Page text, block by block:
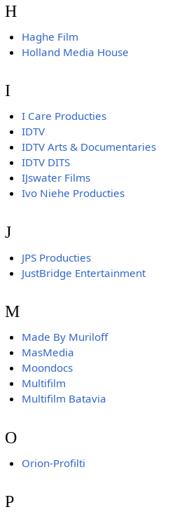
H
Haghe Film
Holland Media House
I
I Care Producties
IDTV
IDTV Arts & Documentaries
IDTV DITS
IJswater Films
Ivo Niehe Producties
J
JPS Producties
JustBridge Entertainment
M
Made By Muriloff
MasMedia
Moondocs
Multifilm
Multifilm Batavia
O
Orion-Profilti
P